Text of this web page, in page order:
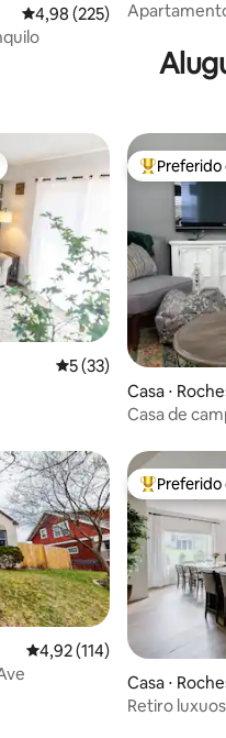
4,98 de uma avaliação
4,98 (225)
dos hóspedes
5 de uma avaliação
5 (33)
Entre os
Casa ⋅
Casa de
4,92 de uma avaliação
4,92 (114)
Entre os
Casa ⋅
Retiro